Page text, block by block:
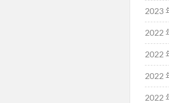
2023
2022
2022
2022
2022